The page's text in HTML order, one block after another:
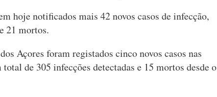
hoje notificados mais 42 novos casos de infecção,
21 mortos.
Açores foram registados cinco novos casos nas
de 305 infecções detectadas e 15 mortos desde o